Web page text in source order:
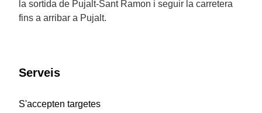
la sortida de Pujalt-Sant Ramon i seguir la carretera
fins a arribar a Pujalt.
Serveis
S'accepten targetes